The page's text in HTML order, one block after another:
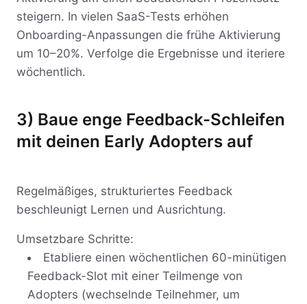
steigern. In vielen SaaS-Tests erhöhen
Onboarding-Anpassungen die frühe Aktivierung
um 10–20%. Verfolge die Ergebnisse und iteriere
wöchentlich.
3) Baue enge Feedback-Schleifen
mit deinen Early Adopters auf
Regelmäßiges, strukturiertes Feedback
beschleunigt Lernen und Ausrichtung.
Umsetzbare Schritte:
Etabliere einen wöchentlichen 60-minütigen
Feedback-Slot mit einer Teilmenge von
Adopters (wechselnde Teilnehmer, um